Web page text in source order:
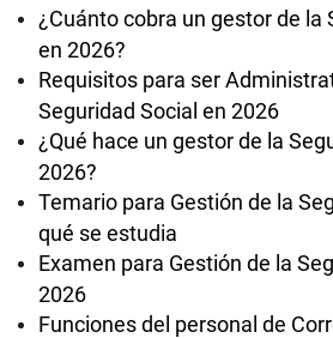
¿Cuánto cobra un gestor de la
en 2026?
Requisitos para ser
Seguridad Social en 2026
¿Qué hace un gestor de la
2026?
Temario para Gestión de la
qué se estudia
Examen para Gestión de la
2026
Funciones del personal de